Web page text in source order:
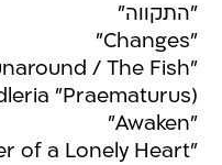
"התקווה"
"Changes"
/ The Fish
"Praematurus)"
"Awaken"
"Owner of a Lonely Heart"